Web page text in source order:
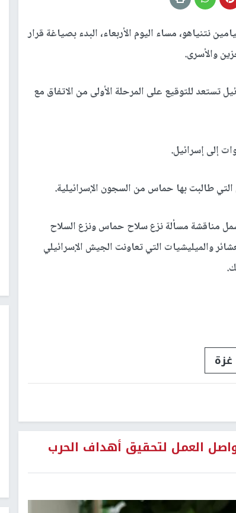
نتنياهو، مساء اليوم الأربعاء، البدء بصياغة قرار
والأسرى.
إسرائيل تستعد للتوقيع على المرحلة الأولى من الاتفاق مع
إلى إسرائيل.
طالبت بها حماس من السجون الإسرائيلية.
مناقشة مسألة نزع سلاح حماس ونزع السلاح
والميليشيات التي تعاونت الجيش الإسرائيلي
العمل لتحقيق أهداف الحرب